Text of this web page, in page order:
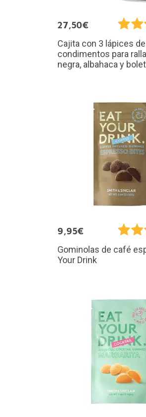
27,50€
Cajita con 3 lápices de
condimentos para
negra, albahaca y
9,95€
Gominolas de café
Your Drink